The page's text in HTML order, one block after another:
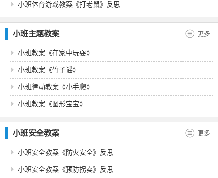
小班体育游戏教案《打老鼠》反思
小班主题教案 更多
小班教案《在家中玩耍》
小班教案《竹子谣》
小班律动教案《小手爬》
小班教案《图形宝宝》
小班安全教案 更多
小班安全教案《防火安全》反思
小班安全教案《预防拐卖》反思